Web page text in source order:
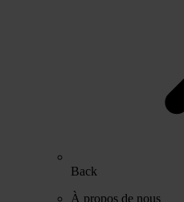
Back
À propos de nous